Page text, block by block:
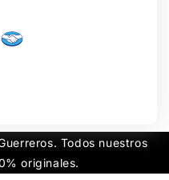
Todos nuestros
originales.